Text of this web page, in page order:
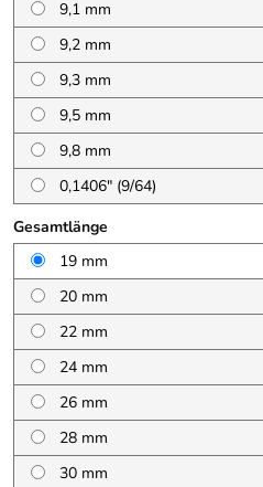
9,1 mm
9,2 mm
9,3 mm
9,5 mm
9,8 mm
0,1406″ (9/64)
Gesamtlänge
19 mm
20 mm
22 mm
24 mm
26 mm
28 mm
30 mm